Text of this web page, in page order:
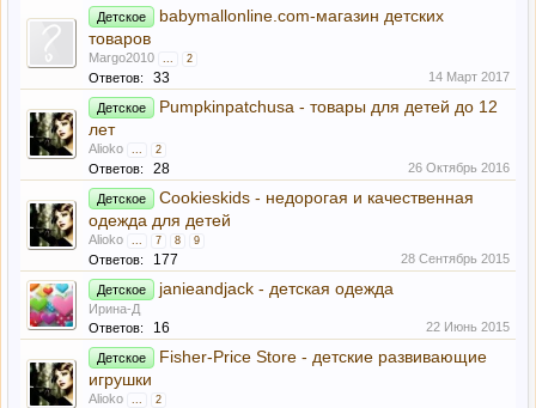
Детское
babymallonline.com-магазин детских
товаров
Margo2010 ... 2
Ответов: 33 14 Март 2017
Детское
Pumpkinpatchusa - товары для детей до 12
лет
Alioko ... 2
Ответов: 28 26 Октябрь 2016
Детское
Cookieskids - недорогая и качественная
одежда для детей
Alioko ... 7 8 9
Ответов: 177 28 Сентябрь 2015
Детское janieandjack - детская одежда
Ирина-Д
Ответов:
16 22 Июнь 2015
Детское
Fisher-Price Store - детские развивающие
игрушки
Alioko ... 2